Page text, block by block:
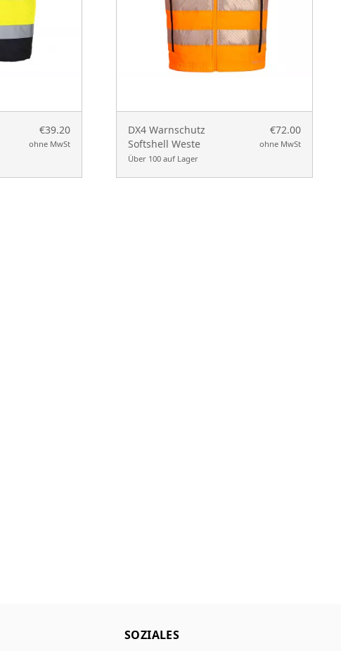
€39.20
ohne MwSt
DX4 Warnschutz
Softshell Weste
Über 100 auf Lager
€72.00
ohne MwSt
SOZIALES